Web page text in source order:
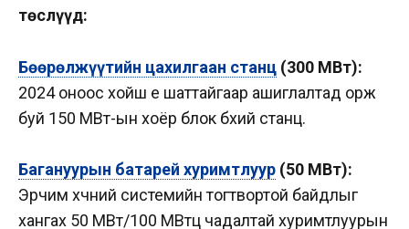
төслүүд:
Бөөрөлжүүтийн цахилгаан станц (300 МВт):
2024 оноос хойш үе шаттайгаар ашиглалтад орж
буй 150 МВт-ын хоёр блок бүхий станц.
Багануурын батарей хуримтлуур (50 МВт):
Эрчим хүчний системийн тогтвортой байдлыг
хангах 50 МВт/100 МВтц чадалтай хуримтлуурын